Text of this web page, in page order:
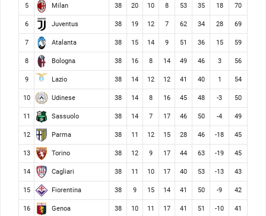
5 Milan 38 20 10 8 53 35 18 70
6 Juventus 38 19 12 7 62 34 28 69
7 Atalanta 38 15 14 9 51 36 15 59
8 Bologna 38 16 8 14 49 46 3 56
9 Lazio 38 14 12 12 41 40 1 54
10 Udinese 38 14 8 16 45 48 -3 50
11 Sassuolo 38 14 7 17 46 50 -4 49
12 Parma 38 11 12 15 28 46 -18 45
13 Torino 38 12 9 17 44 63 -19 45
14 Cagliari 38 11 10 17 40 53 -13 43
15 Fiorentina 38 9 15 14 41 50 -9 42
16 Genoa 38 10 11 17 41 51 -10 41